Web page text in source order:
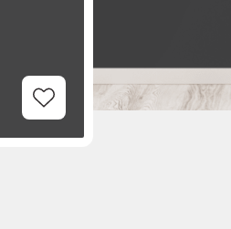
Add to Wishlist